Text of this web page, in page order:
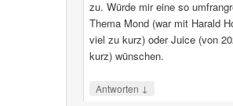
zu. Würde mir eine so
Thema Mond (war mit Harald
viel zu kurz) oder Juice (von
kurz) wünschen.
Antworten ↓